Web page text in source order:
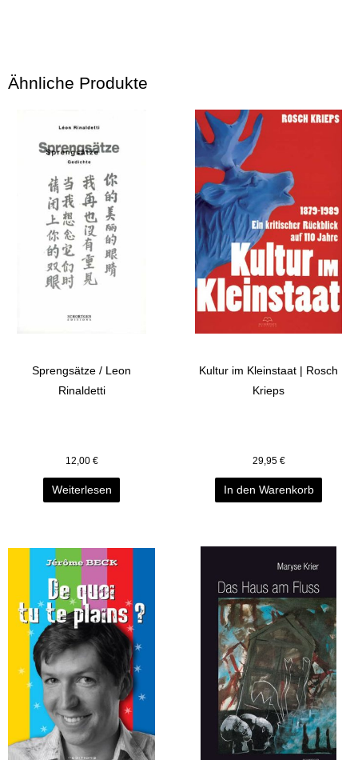
Ähnliche Produkte
Sprengsätze / Leon
Rinaldetti
12,00 €
Weiterlesen
Kultur im Kleinstaat | Rosch
Krieps
29,95 €
In den Warenkorb